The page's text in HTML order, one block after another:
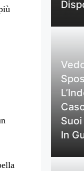
In